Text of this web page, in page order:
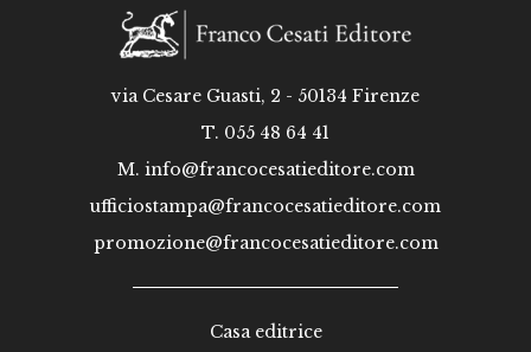
via Cesare Guasti, 2 - 50134 Firenze
T. 055 48 64 41
M. info@francocesatieditore.com
ufficiostampa@francocesatieditore.com
promozione@francocesatieditore.com
Casa editrice